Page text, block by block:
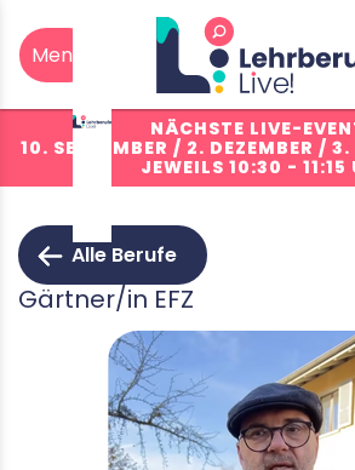
NÄCHSTE LIVE-
10. SEPTEMBER / 2. DEZEMBER /
JEWEILS 10:30 - 11:15
Alle Berufe
Gärtner/in EFZ